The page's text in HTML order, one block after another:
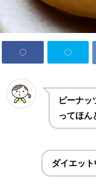
ピーナ
ってほん
ダイエッ